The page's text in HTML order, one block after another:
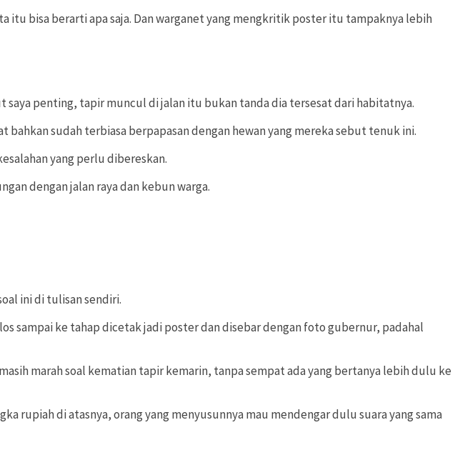
itu bisa berarti apa saja. Dan warganet yang mengkritik poster itu tampaknya lebih
penting, tapir muncul di jalan itu bukan tanda dia tersesat dari habitatnya.
bahkan sudah terbiasa berpapasan dengan hewan yang mereka sebut tenuk ini.
yang perlu dibereskan.
dengan jalan raya dan kebun warga.
ini di tulisan sendiri.
sampai ke tahap dicetak jadi poster dan disebar dengan foto gubernur, padahal
marah soal kematian tapir kemarin, tanpa sempat ada yang bertanya lebih dulu ke
rupiah di atasnya, orang yang menyusunnya mau mendengar dulu suara yang sama